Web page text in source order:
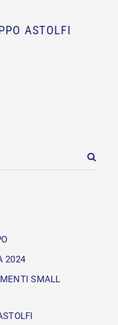
ASTOLFI
2024
SMALL